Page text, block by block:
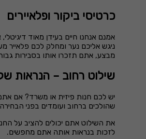
כרטיסי ביקור ופלאיירים
אמנם אנחנו חיים בעידן מאוד
ניגש אליכם נער ומחלק לכם פלאייר
מבצע, אתם תזכרו אותו בסבירות
שילוט רחוב – הנראות
יש לכם חנות פיזית או משרד? אם אתם
שהולכים ברחוב ועומדים בפני
את השילוט אתם יכולים להציב על
לזכות בנראות אותה אתם מחפשים.